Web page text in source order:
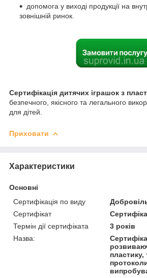
допомога у виході продукції на
зовнішній ринок.
Сертифікація дитячих іграшок з
безпечного, якісного та легального
для дітей
Приховати
Характеристики
Основні
Сертифікація по виду
Сертифікат
Термін дії сертифіката
3 років
Назва:
пластику,